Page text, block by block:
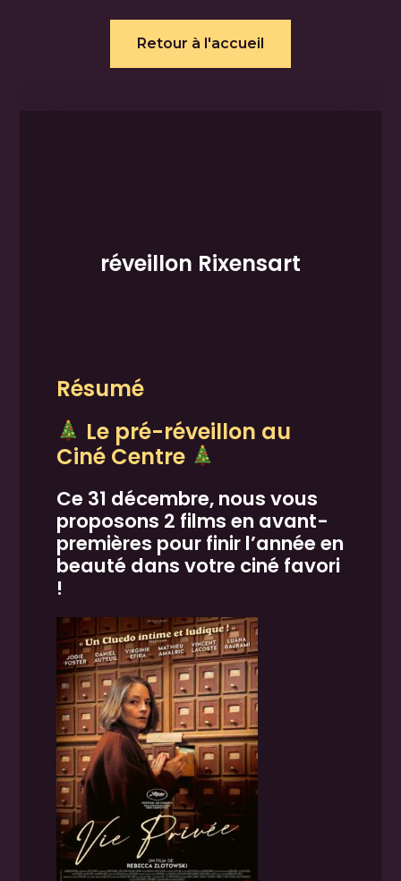
Retour à l'accueil
réveillon Rixensart
Résumé
Le pré-réveillon au
Ciné Centre
Ce 31 décembre, nous vous
proposons 2 films en avant-
premières pour finir l’année en
beauté dans votre ciné favori
!